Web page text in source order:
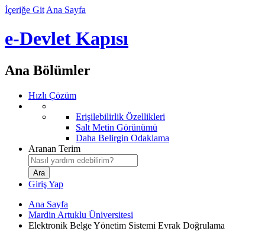
İçeriğe Git Ana Sayfa
e-Devlet Kapısı
Ana Bölümler
Hızlı Çözüm
Erişilebilirlik Özellikleri
Salt Metin Görünümü
Daha Belirgin Odaklama
Aranan Terim
Giriş Yap
Ana Sayfa
Mardin Artuklu Üniversitesi
Elektronik Belge Yönetim Sistemi Evrak Doğrulama